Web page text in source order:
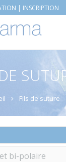
| INSCRIPTION
Fils de suture
bi-polaire